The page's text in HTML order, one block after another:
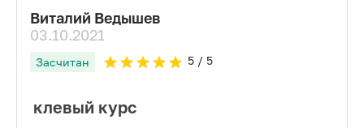
Виталий Ведышев
03.10.2021
Засчитан 5/ 5
клевый курс